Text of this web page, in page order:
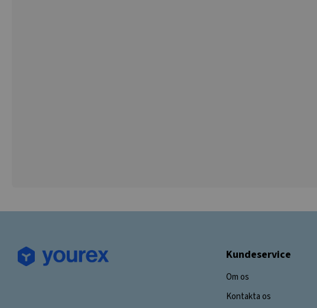
Kundeservice
Om os
Kontakta os